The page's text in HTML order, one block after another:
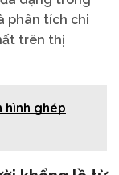
phân tích chi
trên thị
hình ghép